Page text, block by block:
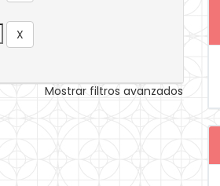
Mostrar filtros avanzados